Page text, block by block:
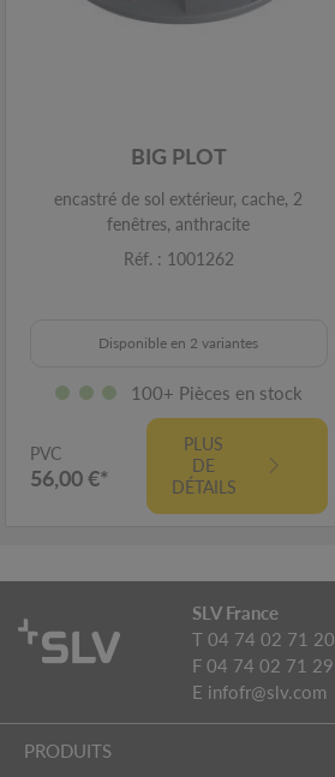
BIG PLOT
encastré de sol extérieur, cache, 2
fenêtres, anthracite
Réf. : 1001262
Disponible en 2 variantes
100+ Pièces en stock
PVC
56,00 €*
PLUS
DE
DÉTAILS
SLV France
T 04 74 02 71 20
F 04 74 02 71 29
E infofr@slv.com
PRODUITS